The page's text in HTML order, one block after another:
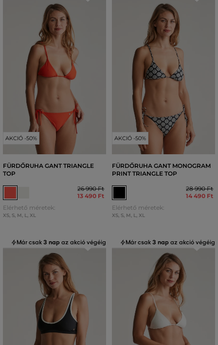
AKCIÓ -50%
FÜRDŐRUHA GANT TRIANGLE
TOP
26 990 Ft
13 490 Ft
Elérhető méretek:
XS, S, M, L, XL
AKCIÓ -50%
FÜRDŐRUHA GANT MONOGRAM
PRINT TRIANGLE TOP
28 990 Ft
14 490 Ft
Elérhető méretek:
XS, S, M, L, XL
Már csak3 nap az akció végéig Már csak3 nap az akció végéig